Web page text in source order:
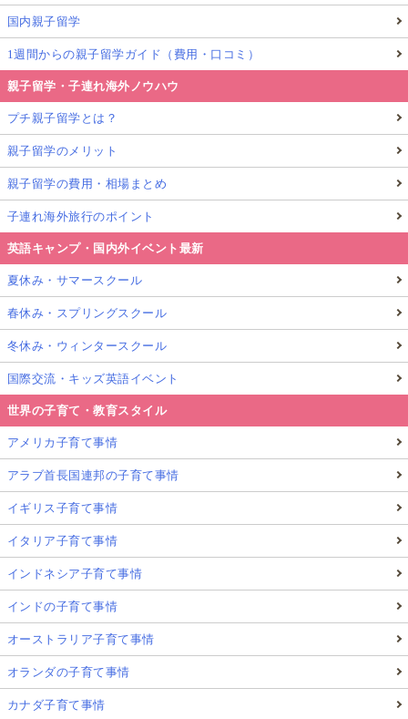
国内親子留学
1週間からの親子留学ガイド（費用・口コミ）
親子留学・子連れ海外ノウハウ
プチ親子留学とは？
親子留学のメリット
親子留学の費用・相場まとめ
子連れ海外旅行のポイント
英語キャンプ・国内外イベント最新
夏休み・サマースクール
春休み・スプリングスクール
冬休み・ウィンタースクール
国際交流・キッズ英語イベント
世界の子育て・教育スタイル
アメリカ子育て事情
アラブ首長国連邦の子育て事情
イギリス子育て事情
イタリア子育て事情
インドネシア子育て事情
インドの子育て事情
オーストラリア子育て事情
オランダの子育て事情
カナダ子育て事情